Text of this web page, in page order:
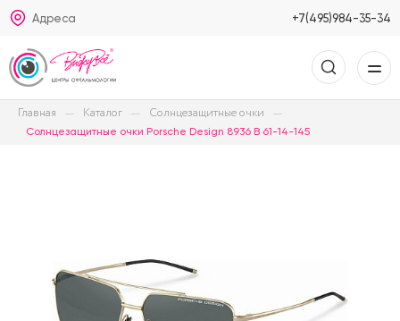
Адреса +7(495)984-35-34
Главная Каталог Солнцезащитные очки
Солнцезащитные очки Porsche Design 8936 B 61-14-145